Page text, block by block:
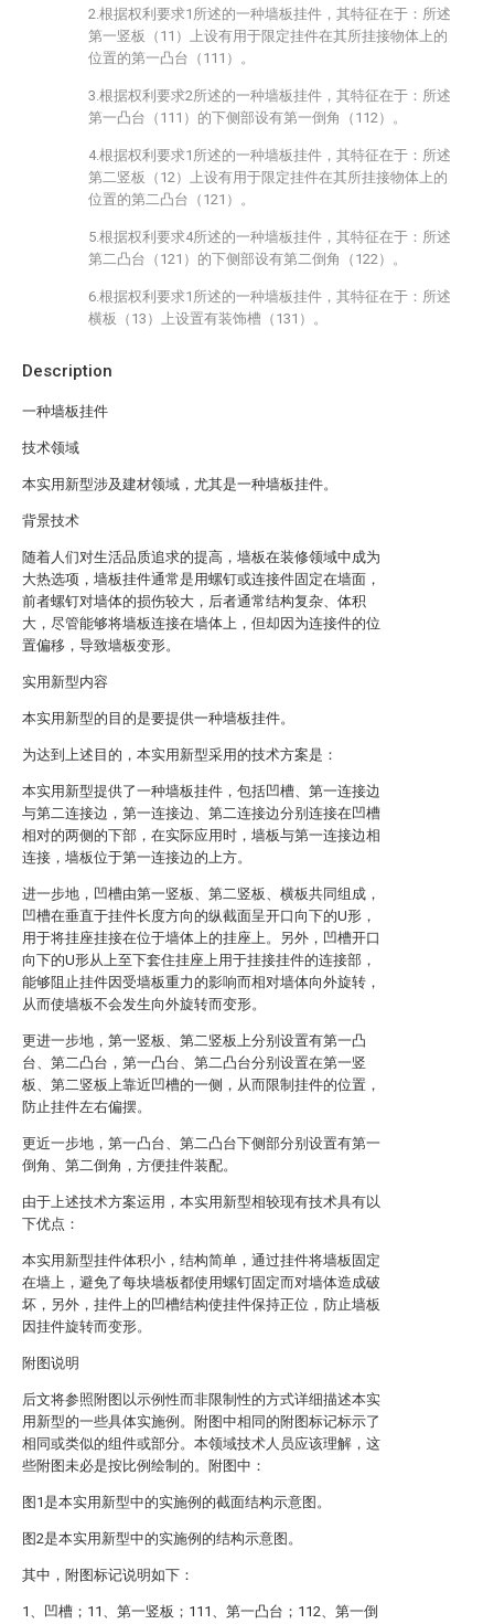
Description
一种墙板挂件
技术领域
本实用新型涉及建材领域，尤其是一种墙板挂件。
背景技术
随着人们对生活品质追求的提高，墙板在装修领域中成为
大热选项，墙板挂件通常是用螺钉或连接件固定在墙面，
前者螺钉对墙体的损伤较大，后者通常结构复杂、体积
大，尽管能够将墙板连接在墙体上，但却因为连接件的位
置偏移，导致墙板变形。
实用新型内容
本实用新型的目的是要提供一种墙板挂件。
为达到上述目的，本实用新型采用的技术方案是：
本实用新型提供了一种墙板挂件，包括凹槽、第一连接边
与第二连接边，第一连接边、第二连接边分别连接在凹槽
相对的两侧的下部，在实际应用时，墙板与第一连接边相
连接，墙板位于第一连接边的上方。
进一步地，凹槽由第一竖板、第二竖板、横板共同组成，
凹槽在垂直于挂件长度方向的纵截面呈开口向下的U形，
用于将挂座挂接在位于墙体上的挂座上。另外，凹槽开口
向下的U形从上至下套住挂座上用于挂接挂件的连接部，
能够阻止挂件因受墙板重力的影响而相对墙体向外旋转，
从而使墙板不会发生向外旋转而变形。
更进一步地，第一竖板、第二竖板上分别设置有第一凸
台、第二凸台，第一凸台、第二凸台分别设置在第一竖
板、第二竖板上靠近凹槽的一侧，从而限制挂件的位置，
防止挂件左右偏摆。
更近一步地，第一凸台、第二凸台下侧部分别设置有第一
倒角、第二倒角，方便挂件装配。
由于上述技术方案运用，本实用新型相较现有技术具有以
下优点：
本实用新型挂件体积小，结构简单，通过挂件将墙板固定
在墙上，避免了每块墙板都使用螺钉固定而对墙体造成破
坏，另外，挂件上的凹槽结构使挂件保持正位，防止墙板
因挂件旋转而变形。
附图说明
后文将参照附图以示例性而非限制性的方式详细描述本实
用新型的一些具体实施例。附图中相同的附图标记标示了
相同或类似的组件或部分。本领域技术人员应该理解，这
些附图未必是按比例绘制的。附图中：
图1是本实用新型中的实施例的截面结构示意图。
图2是本实用新型中的实施例的结构示意图。
其中，附图标记说明如下：
1、凹槽；11、第一竖板；111、第一凸台；112、第一倒
2.根据权利要求1所述的一种墙板挂件，其特征在于：所述
第一竖板（11）上设有用于限定挂件在其所挂接物体上的
位置的第一凸台（111）。
3.根据权利要求2所述的一种墙板挂件，其特征在于：所述
第一凸台（111）的下侧部设有第一倒角（112）。
4.根据权利要求1所述的一种墙板挂件，其特征在于：所述
第二竖板（12）上设有用于限定挂件在其所挂接物体上的
位置的第二凸台（121）。
5.根据权利要求4所述的一种墙板挂件，其特征在于：所述
第二凸台（121）的下侧部设有第二倒角（122）。
6.根据权利要求1所述的一种墙板挂件，其特征在于：所述
横板（13）上设置有装饰槽（131）。